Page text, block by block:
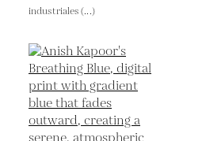
industriales (...)